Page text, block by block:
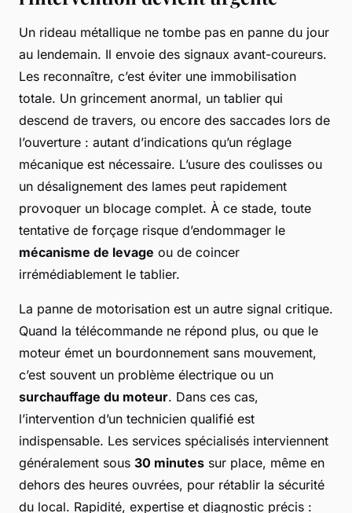
Un rideau métallique ne tombe pas en panne du jour
au lendemain. Il envoie des signaux avant-coureurs.
Les reconnaître, c’est éviter une immobilisation
totale. Un grincement anormal, un tablier qui
descend de travers, ou encore des saccades lors de
l’ouverture : autant d’indications qu’un réglage
mécanique est nécessaire. L’usure des coulisses ou
un désalignement des lames peut rapidement
provoquer un blocage complet. À ce stade, toute
tentative de forçage risque d’endommager le
mécanisme de levage ou de coincer
irrémédiablement le tablier.
La panne de motorisation est un autre signal critique.
Quand la télécommande ne répond plus, ou que le
moteur émet un bourdonnement sans mouvement,
c’est souvent un problème électrique ou un
surchauffage du moteur. Dans ces cas,
l’intervention d’un technicien qualifié est
indispensable. Les services spécialisés interviennent
généralement sous 30 minutes sur place, même en
dehors des heures ouvrées, pour rétablir la sécurité
du local. Rapidité, expertise et diagnostic précis :